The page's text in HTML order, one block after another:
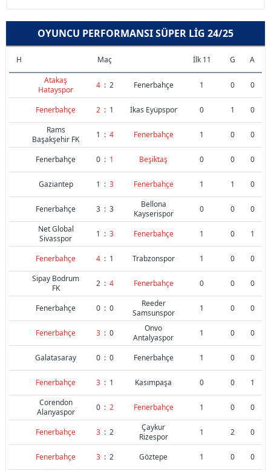
OYUNCU PERFORMANSI SÜPER LIG 24/25
H Maç İlk 11 G
A
Atakaş
Hatayspor
4 : 2 Fenerbahçe 1 0 0
Fenerbahçe 2 : 1 İkas Eyüpspor 0 1
0
Rams
Başakşehir FK
1 : 4 Fenerbahçe 1 0 0
Fenerbahçe 0 : 1 Beşiktaş 0 0 0
Gaziantep 1 : 3 Fenerbahçe 1 1 0
Fenerbahçe 3 : 3
Bellona
Kayserispor
0 0
0
Net Global
Sivasspor
1 : 3 Fenerbahçe 1 0 1
Fenerbahçe 4 : 1 Trabzonspor 1 0
0
Sipay Bodrum
FK
2 : 4 Fenerbahçe 0 0 0
Fenerbahçe 0 : 0
Reeder
Samsunspor
1 0 0
Fenerbahçe 3 : 0
Onvo
Antalyaspor
1 0 0
Galatasaray 0 : 0 Fenerbahçe 1 0 0
Fenerbahçe 3 : 1 Kasımpaşa 0 0
1
Corendon
Alanyaspor
0 : 2 Fenerbahçe 1 0 0
Fenerbahçe 3 : 2
Çaykur
Rizespor
1 2 0
Fenerbahçe 3 : 2 Göztepe 1 0
0